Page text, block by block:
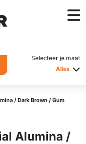
Selecteer je maat
Alles
/ Dark Brown / Gum
Alumina /